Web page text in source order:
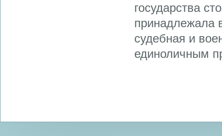
государства
принадлежала
судебная и
единоличным